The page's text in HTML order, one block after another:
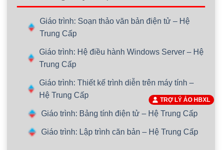
Giáo trình: Soạn thảo văn bản điện tử – Hệ
Trung Cấp
Giáo trình: Hệ điều hành Windows Server – Hệ
Trung Cấp
Giáo trình: Thiết kế trình diễn trên máy tính –
Hệ Trung Cấp
Giáo trình: Bảng tính điện tử – Hệ Trung Cấp
Giáo trình: Lập trình căn bản – Hệ Trung Cấp
TRỢ LÝ ẢO HBXL